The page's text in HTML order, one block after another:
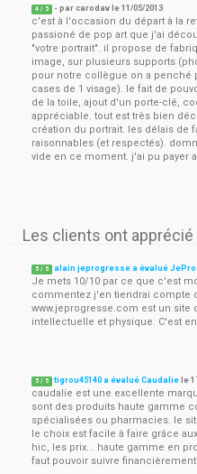
4 / 5 - parcarodav le11/05/2013
c'est à l'occasion du départ à la
passioné de pop art que j'ai
"votre portrait". il propose de
image, sur plusieurs supports
pour notre collègue on a penché
cases de 1 visage). le fait de
de la toile, ajout d'un porte-clé,
appréciable. tout est très bien
création du portrait. les délais de
raisonnables (et respectés).
vide en ce moment. j'ai pu payer
Les clients ont
5 / 5 alain jeprogresse a évalué
Je mets 10/10 par ce que c'est
commentez j'en tiendrai compte
www.jeprogresse.com est un site
intellectuelle et physique. C'est
5 / 5 tigrou45140 a évalué Caudalie le
caudalie est une excellente
sont des produits haute gamme
spécialisées ou pharmacies. le
le choix est facile à faire grâce
hic, les prix... haute gamme en
faut pouvoir suivre